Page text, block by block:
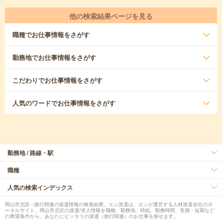
他の検索結果ページを見る
職種でお仕事情報をさがす
勤務地でお仕事情報をさがす
こだわりでお仕事情報をさがす
人気のワードでお仕事情報をさがす
勤務地 / 路線・駅
職種
人気の検索インデックス
岡山市北区 - 旅行関連の派遣情報の検索結果。エン派遣は、エンが運営する人材派遣会社のポ
ータルサイト。岡山市北区の派遣/求人情報を職種、勤務地、時給、勤務時間、長期・短期など
の希望条件から、あなたにピッタリの派遣（旅行関連）のお仕事を探せます。